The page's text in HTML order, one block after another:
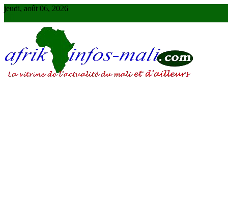
Skip
jeudi, août 06, 2026